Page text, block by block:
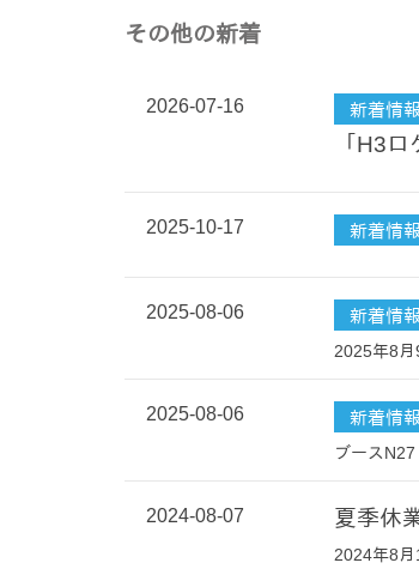
その他の新着
2026-07-16 新着情報
「H3
2025-10-17 新着情報
2025-08-06 新着情報
2025年8
2025-08-06 新着情報
ブースN27
2024-08-07 夏季休
2024年8